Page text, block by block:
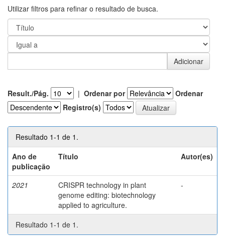
Utilizar filtros para refinar o resultado de busca.
Result./Pág. | Ordenar por
Ordenar
Registro(s)
Resultado 1-1 de 1.
Ano de
publicação
Título Autor(es)
2021
CRISPR technology in plant
genome editing: biotechnology
applied to agriculture.
-
Resultado 1-1 de 1.